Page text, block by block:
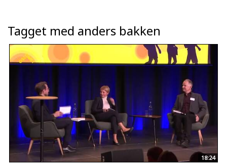
Tagget med anders bakken
18:24